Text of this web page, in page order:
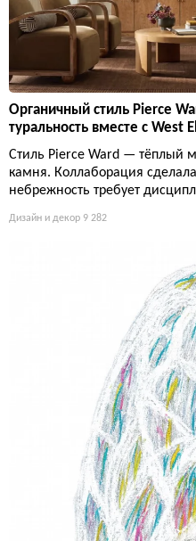
Органичный стиль Pierce
туральность вместе с West
Стиль Pierce Ward — тёплый
камня. Коллаборация
небрежность требует
Дизайн и декор 9 282